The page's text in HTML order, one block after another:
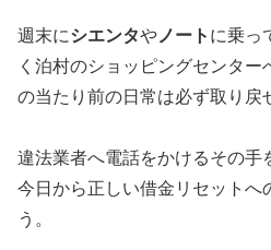
週末にシエンタや ノート に乗っ
く泊村のショッピングセンタ
の当たり前の日常は必ず取り戻
違法業者へ電話をかけるその手
今日から正しい借金リセットへ
う。